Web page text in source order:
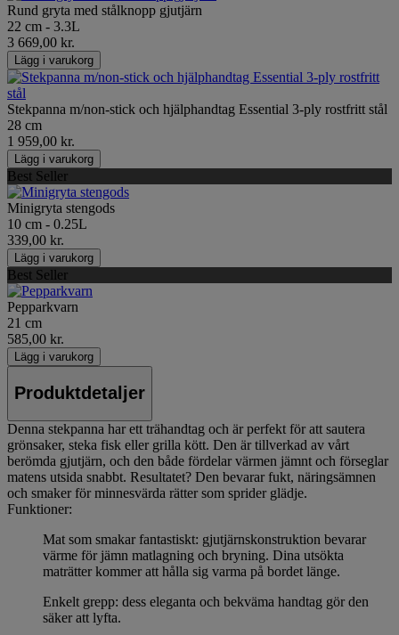
Rund gryta med stålknopp gjutjärn
22 cm - 3.3L
3 669,00 kr.
Lägg i varukorg
Stekpanna m/non-stick och hjälphandtag Essential 3-ply rostfritt stål
28 cm
1 959,00 kr.
Lägg i varukorg
Best Seller
Minigryta stengods
10 cm - 0.25L
339,00 kr.
Lägg i varukorg
Best Seller
Pepparkvarn
21 cm
585,00 kr.
Lägg i varukorg
Produktdetaljer
Denna stekpanna har ett trähandtag och är perfekt för att sautera
grönsaker, steka fisk eller grilla kött. Den är tillverkad av vårt
berömda gjutjärn, och den både fördelar värmen jämnt och förseglar
matens utsida snabbt. Resultatet? Den bevarar fukt, näringsämnen
och smaker för minnesvärda rätter som sprider glädje.
Funktioner:
Mat som smakar fantastiskt: gjutjärnskonstruktion bevarar
värme för jämn matlagning och bryning. Dina utsökta
maträtter kommer att hålla sig varma på bordet länge.
Enkelt grepp: dess eleganta och bekväma handtag gör den
säker att lyfta.